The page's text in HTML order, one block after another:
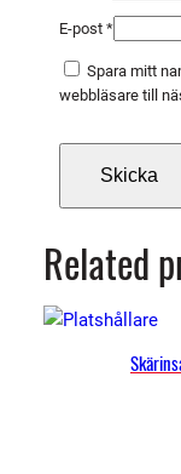
E-post *
Spara mitt
webbläsare till
Related